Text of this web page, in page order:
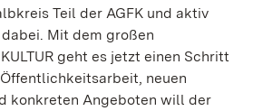
Teil der AGFK und aktiv
dabei. Mit dem großen
geht es jetzt einen Schritt
neuen
konkreten Angeboten will der
und sind für die
der Webseite erforderlich.